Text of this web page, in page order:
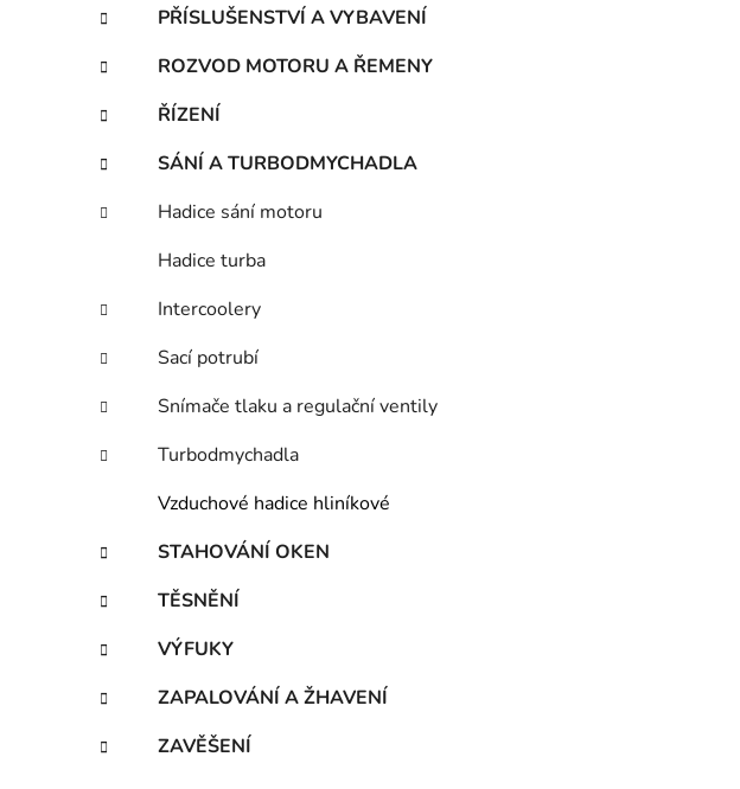
PŘÍSLUŠENSTVÍ A VYBAVENÍ
ROZVOD MOTORU A ŘEMENY
ŘÍZENÍ
SÁNÍ A TURBODMYCHADLA
Hadice sání motoru
Hadice turba
Intercoolery
Sací potrubí
Snímače tlaku a regulační ventily
Turbodmychadla
Vzduchové hadice hliníkové
STAHOVÁNÍ OKEN
TĚSNĚNÍ
VÝFUKY
ZAPALOVÁNÍ A ŽHAVENÍ
ZAVĚŠENÍ